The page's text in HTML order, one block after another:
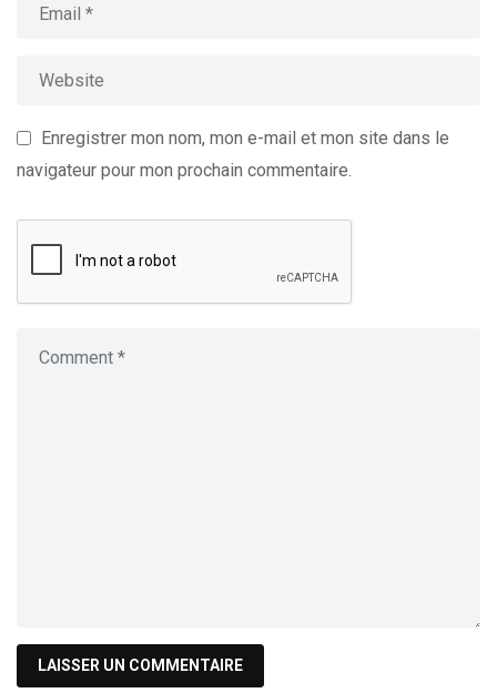
Enregistrer mon nom, mon e-mail et mon site dans le
navigateur pour mon prochain commentaire.